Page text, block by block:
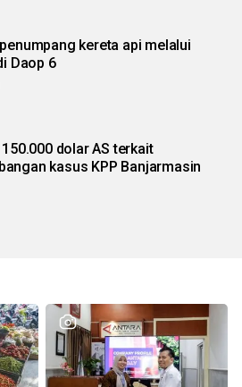
kereta api melalui
Daop 6
dolar AS terkait
kasus KPP Banjarmasin